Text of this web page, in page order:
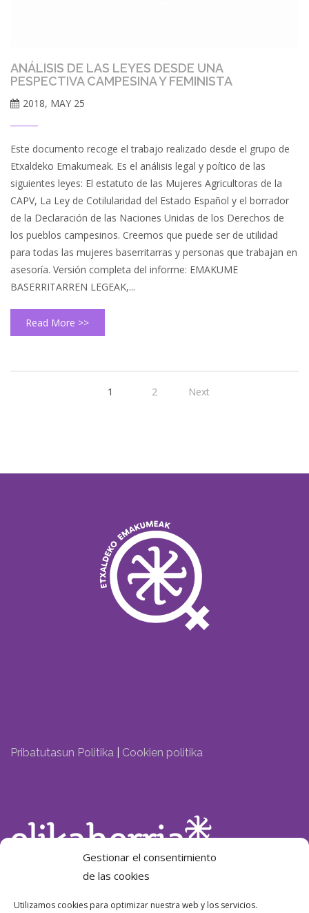
Gestionar el consentimiento
de las cookies
Utilizamos cookies para optimizar nuestra web y los servicios.
ANÁLISIS DE LAS LEYES DESDE UNA
PESPECTIVA CAMPESINA Y FEMINISTA
2018, MAY 25
Este documento recoge el trabajo realizado desde el grupo de
Etxaldeko Emakumeak. Es el análisis legal y poítico de las
siguientes leyes: El estatuto de las Mujeres Agricultoras de la
CAPV, La Ley de Cotilularidad del Estado Español y el borrador
de la Declaración de las Naciones Unidas de los Derechos de
los pueblos campesinos. Creemos que puede ser de utilidad
para todas las mujeres baserritarras y personas que trabajan en
asesoría. Versión completa del informe: EMAKUME
BASERRITARREN LEGEAK,...
Read More >>
1 2 Next
Pribatutasun Politika Cookien politika
Laguntzailea: